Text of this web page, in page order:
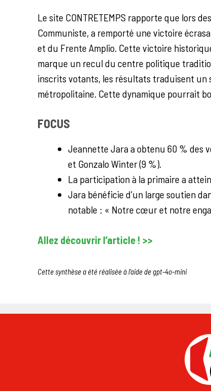
Le site CONTRETEMPS rapporte que lors
Communiste, a remporté une victoire
et du Frente Amplio. Cette victoire
marque un recul du centre politique
inscrits votants, les résultats traduisent un
métropolitaine. Cette dynamique pourrait
FOCUS
Jeannette Jara a obtenu 60 % des
et Gonzalo Winter (9 %).
La participation à la primaire a
Jara bénéficie d’un large soutien
notable : « Notre cœur et notre
Allez découvrir l’article ! >>
Cette synthèse a été réalisée à l’aide de gpt-4o-mini